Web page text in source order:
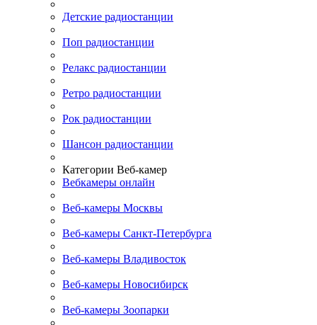
Детские радиостанции
Поп радиостанции
Релакс радиостанции
Ретро радиостанции
Рок радиостанции
Шансон радиостанции
Категории Веб-камер
Вебкамеры онлайн
Веб-камеры Москвы
Веб-камеры Санкт-Петербурга
Веб-камеры Владивосток
Веб-камеры Новосибирск
Веб-камеры Зоопарки